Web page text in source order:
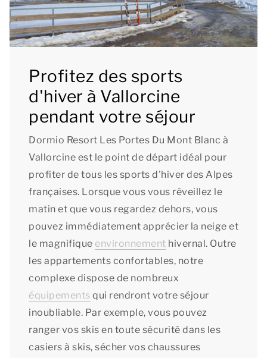
Profitez des sports
d'hiver à Vallorcine
pendant votre séjour
Dormio Resort Les Portes Du Mont Blanc à
Vallorcine est le point de départ idéal pour
profiter de tous les sports d'hiver des Alpes
françaises. Lorsque vous vous réveillez le
matin et que vous regardez dehors, vous
pouvez immédiatement apprécier la neige et
le magnifique environnement hivernal. Outre
les appartements confortables, notre
complexe dispose de nombreux
équipements qui rendront votre séjour
inoubliable. Par exemple, vous pouvez
ranger vos skis en toute sécurité dans les
casiers à skis, sécher vos chaussures